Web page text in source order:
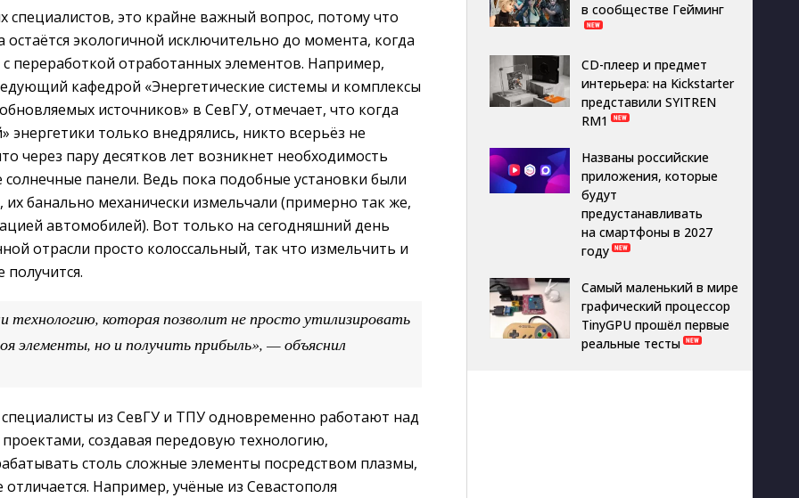
специалистов, это крайне важный вопрос, потому что
остаётся экологичной исключительно до момента, когда
переработкой отработанных элементов. Например,
кафедрой «Энергетические системы и комплексы
источников» в СевГУ, отмечает, что когда
энергетики только внедрялись, никто всерьёз не
через пару десятков лет возникнет необходимость
солнечные панели. Ведь пока подобные установки были
банально механически измельчали (примерно так же,
автомобилей). Вот только на сегодняшний день
отрасли просто колоссальный, так что измельчить и
получится.
технологию, которая позволит не просто утилизировать
элементы, но и получить прибыль», — объяснил
из СевГУ и ТПУ одновременно работают над
создавая передовую технологию,
столь сложные элементы посредством плазмы,
Например, учёные из Севастополя
в сообществе Гейминг
CD-плеер и предмет
интерьера: на Kickstarter
представили SYITREN
RM1
Названы российские
приложения, которые
будут
предустанавливать
на смартфоны в 2027
году
Самый маленький в мире
графический процессор
TinyGPU прошёл первые
реальные тесты